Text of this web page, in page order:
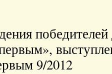
победителей
9/2012